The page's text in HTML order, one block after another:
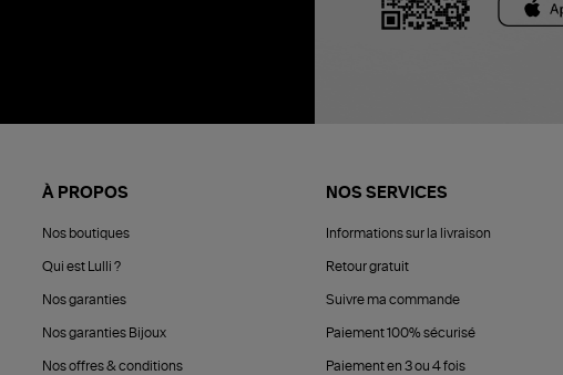
À PROPOS
Nos boutiques
Qui est Lulli ?
Nos garanties
Nos garanties Bijoux
Nos offres & conditions
NOS SERVICES
Informations sur la livraison
Retour gratuit
Suivre ma commande
Paiement 100% sécurisé
Paiement en 3 ou 4 fois